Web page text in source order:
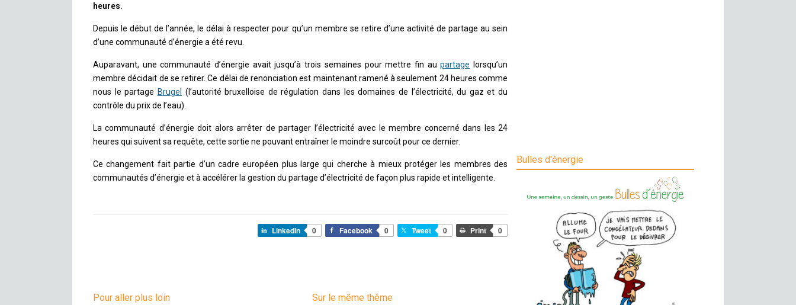
heures.
Depuis le début de l’année, le délai à respecter pour qu’un membre se retire d’une activité de partage au sein
d’une communauté d’énergie a été revu.
Auparavant, une communauté d’énergie avait jusqu’à trois semaines pour mettre fin aupartage lorsqu’un
membre décidait de se retirer. Ce délai de renonciation est maintenant ramené à seulement 24 heures comme
nous le partage Brugel
(l’autorité bruxelloise de régulation dans les domaines de l’électricité, du gaz et du
contrôle du prix de l’eau).
La communauté d’énergie doit alors arrêter de partager l’électricité avec le membre concerné dans les 24
heures qui suivent sa requête, cette sortie ne pouvant entraîner le moindre surcoût pour ce dernier.
Ce changement fait partie d’un cadre européen plus large qui cherche à mieux protéger les membres des
communautés d’énergie et à accélérer la gestion du partage d’électricité de façon plus rapide et intelligente.
LinkedIn 0 Facebook 0 Tweet 0 Print 0
Pour aller plus loin Sur le même thème
Bulles d'énergie